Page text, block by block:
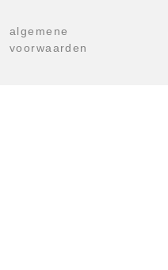
algemene
voorwaarden